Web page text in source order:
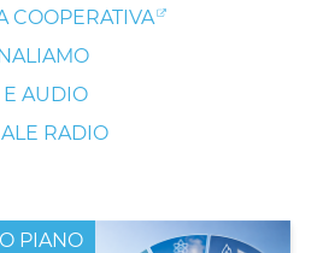
COOPERATIVA
AUDIO
RADIO
PIANO